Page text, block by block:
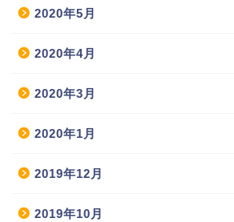
2020年5月
2020年4月
2020年3月
2020年1月
2019年12月
2019年10月